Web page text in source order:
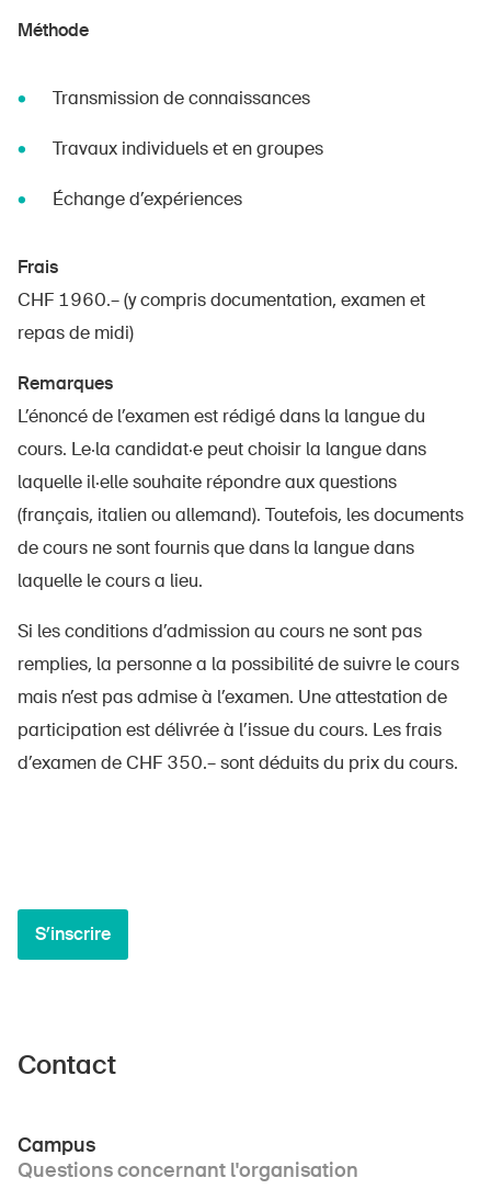
S'abonner à la newsletter
Méthode
Transmission de connaissances
Travaux individuels et en groupes
Échange d’expériences
Frais
CHF 1960.– (y compris documentation, examen et
repas de midi)
Remarques
L’énoncé de l’examen est rédigé dans la langue du
cours. Le·la candidat·e peut choisir la langue dans
laquelle il·elle souhaite répondre aux questions
(français, italien ou allemand). Toutefois, les documents
de cours ne sont fournis que dans la langue dans
laquelle le cours a lieu.
Si les conditions d’admission au cours ne sont pas
remplies, la personne a la possibilité de suivre le cours
mais n’est pas admise à l’examen. Une attestation de
participation est délivrée à l’issue du cours. Les frais
d’examen de CHF 350.– sont déduits du prix du cours.
S’inscrire
Contact
Campus
Questions concernant l'organisation